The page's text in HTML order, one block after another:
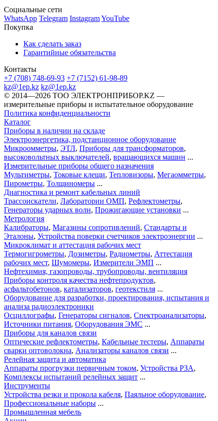
Социальные сети
WhatsApp Telegram InstagramYouTube
Покупка
Как сделать заказ
Гарантийные обязательства
Контакты
+7 (708) 748-69-93 +7 (7152) 61-98-89
kz@1ep.kz kz@1ep.kz
©️ 2014—2026 ТОО ЭЛЕКТРОНПРИБОР.KZ —
измерительные приборы и испытательное оборудование
Политика конфиденциальности
Каталог
Приборы в наличии на складе
Электроэнергетика, подстанционное оборудование
Микроомметры, ЭТЛ, Приборы для трансформаторов,
высоковольтных выключателей, вращающихся машин ...
Измерительные приборы общего назначения
Мультиметры, Токовые клещи, Тепловизоры, Мегаомметры,
Пирометры, Толщиномеры ...
Диагностика и ремонт кабельных линий
Трассоискатели, Лаборатории ОМП, Рефлектометры,
Генераторы ударных волн, Прожигающие установки ...
Метрология
Калибраторы, Магазины сопротивлений, Стандарты и
Эталоны, Устройства поверки счетчиков электроэнергии ...
Микроклимат и аттестация рабочих мест
Термогигрометры, Дозиметры, Радиометры, Аттестация
рабочих мест, Шумомеры, Измерители ЭМП ...
Нефтехимия, газопроводы, трубопроводы, вентиляция
Приборы контроля качества нефтепродуктов,
асфальтобетонов, катализаторов, геотекстиля ...
Оборудование для разработки, проектирования, испытания и
анализа радиоэлектроники
Осциллографы, Генераторы сигналов, Спектроанализаторы,
Источники питания, Оборудования ЭМС ...
Приборы для каналов связи
Оптические рефлектометры, Кабельные тестеры, Аппараты
сварки оптоволокна, Анализаторы каналов связи ...
Релейная защита и автоматика
Аппараты прогрузки первичным током, Устройства РЗА,
Комплексы испытаний релейных защит ...
Инструменты
Устройства резки и прокола кабеля, Паяльное оборудование,
Профессиональные наборы ...
Промышленная мебель